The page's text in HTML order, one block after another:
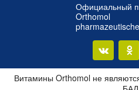
Официальный
Orthomol
Витамины Orthomol не